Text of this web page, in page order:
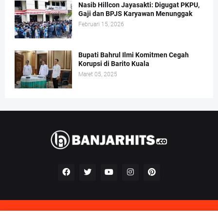
Nasib Hillcon Jayasakti: Digugat PKPU,
Gaji dan BPJS Karyawan Menunggak
Februari 15, 2026
Bupati Bahrul Ilmi Komitmen Cegah
Korupsi di Barito Kuala
Maret 05, 2025